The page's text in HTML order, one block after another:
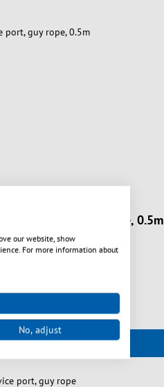
service port, guy rope, 0.5m
our website, show
For more information about
No, adjust